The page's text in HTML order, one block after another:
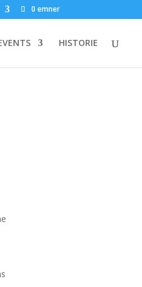
0 emner
HISTORIE